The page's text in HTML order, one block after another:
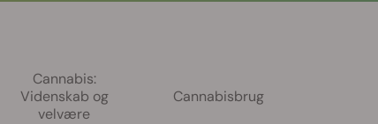
Cannabis:
Videnskab og
velvære
Cannabisbrug